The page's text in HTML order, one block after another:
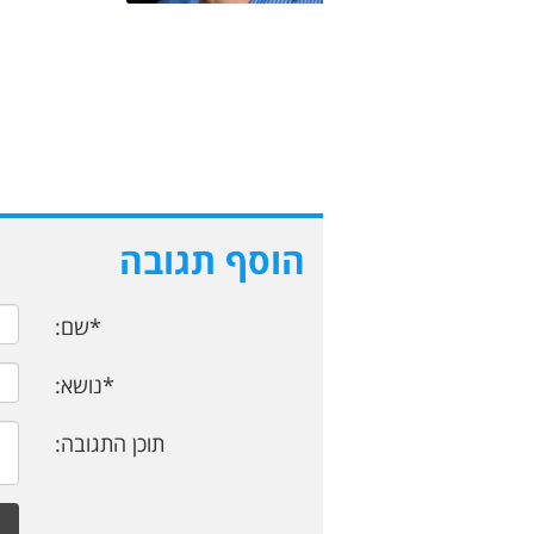
הוסף תגובה
*שם:
*נושא:
תוכן התגובה: